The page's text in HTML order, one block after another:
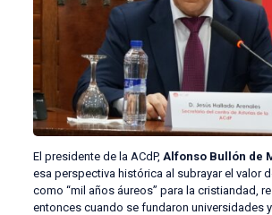
El presidente de la ACdP, Alfonso Bullón de
esa perspectiva histórica al subrayar el valor
como “mil años áureos” para la cristiandad,
entonces cuando se fundaron universidades